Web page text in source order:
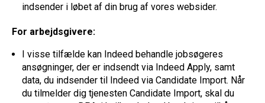
indsender i løbet af din brug af vores websider.
For arbejdsgivere:
I visse tilfælde kan Indeed behandle jobsøgeres
ansøgninger, der er indsendt via Indeed Apply, samt
data, du indsender til Indeed via Candidate Import. Når
du tilmelder dig tjenesten Candidate Import, skal du